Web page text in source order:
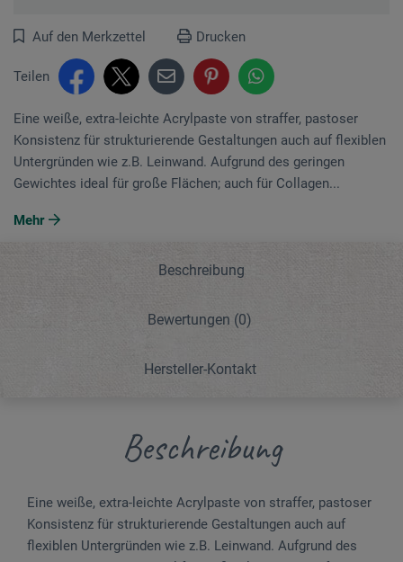
Auf den Merkzettel Drucken
Teilen
Eine weiße, extra-leichte Acrylpaste von straffer, pastoser
Konsistenz für strukturierende Gestaltungen auch auf flexiblen
Untergründen wie z.B. Leinwand. Aufgrund des geringen
Gewichtes ideal für große Flächen; auch für Collagen...
Mehr
Beschreibung
Bewertungen (0)
Hersteller-Kontakt
Beschreibung
Eine weiße, extra-leichte Acrylpaste von straffer, pastoser
Konsistenz für strukturierende Gestaltungen auch auf
flexiblen Untergründen wie z.B. Leinwand. Aufgrund des